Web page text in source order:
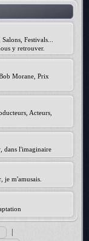
Festivals...
y retrouver.
Morane, Prix
Acteurs,
dans l'imaginaire
je m'amusais.
|